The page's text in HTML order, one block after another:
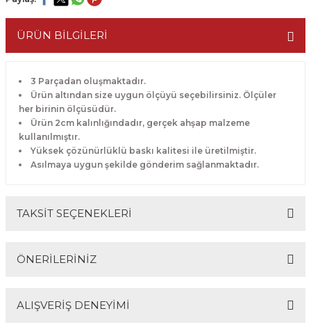
ÜRÜN BİLGİLERİ
3 Parçadan oluşmaktadır.
Ürün altından size uygun ölçüyü seçebilirsiniz. Ölçüler
her birinin ölçüsüdür.
Ürün 2cm kalınlığındadır, gerçek ahşap malzeme
kullanılmıştır.
Yüksek çözünürlüklü baskı kalitesi ile üretilmiştir.
Asılmaya uygun şekilde gönderim sağlanmaktadır.
TAKSİT SEÇENEKLERİ
ÖNERİLERİNİZ
Bu ürünün fiyat bilgisi, resim, ürün açıklamalarında ve
ALIŞVERİŞ DENEYİMİ